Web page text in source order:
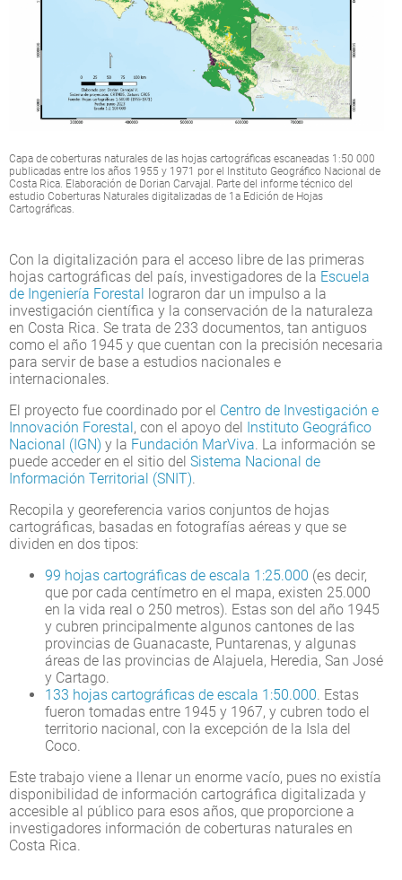
Capa de coberturas naturales de las hojas cartográficas escaneadas 1:50 000
publicadas entre los años 1955 y 1971 por el Instituto Geográfico Nacional de
Costa Rica. Elaboración de Dorian Carvajal. Parte del informe técnico del
estudio Coberturas Naturales digitalizadas de 1a Edición de Hojas
Cartográficas.
Con la digitalización para el acceso libre de las primeras
hojas cartográficas del país, investigadores de la Escuela
de Ingeniería Forestal lograron dar un impulso a la
investigación científica y la conservación de la naturaleza
en Costa Rica. Se trata de 233 documentos, tan antiguos
como el año 1945 y que cuentan con la precisión necesaria
para servir de base a estudios nacionales e
internacionales.
El proyecto fue coordinado por el Centro de Investigación e
Innovación Forestal, con el apoyo del Instituto Geográfico
Nacional (IGN) y la Fundación MarViva. La información se
puede acceder en el sitio del Sistema Nacional de
Información Territorial (SNIT).
Recopila y georeferencia varios conjuntos de hojas
cartográficas, basadas en fotografías aéreas y que se
dividen en dos tipos:
99 hojas cartográficas de escala 1:25.000 (es decir,
que por cada centímetro en el mapa, existen 25.000
en la vida real o 250 metros). Estas son del año 1945
y cubren principalmente algunos cantones de las
provincias de Guanacaste, Puntarenas, y algunas
áreas de las provincias de Alajuela, Heredia, San José
y Cartago.
133 hojas cartográficas de escala 1:50.000. Estas
fueron tomadas entre 1945 y 1967, y cubren todo el
territorio nacional, con la excepción de la Isla del
Coco.
Este trabajo viene a llenar un enorme vacío, pues no existía
disponibilidad de información cartográfica digitalizada y
accesible al público para esos años, que proporcione a
investigadores información de coberturas naturales en
Costa Rica.